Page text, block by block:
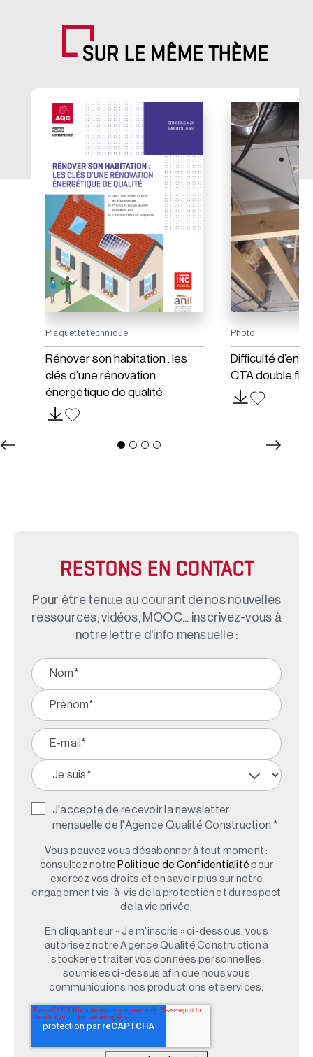
SUR LE MÊME THÈME
Plaquette technique
Rénover son habitation : les
clés d’une rénovation
énergétique de qualité
Photo
Difficulté
CTA double flux
RESTONS EN CONTACT
Pour être tenu.e au courant de nos nouvelles
ressources, vidéos, MOOC... inscrivez-vous à
notre lettre d'info mensuelle :
J'accepte de recevoir la newsletter
mensuelle de l'Agence Qualité Construction. *
Vous pouvez vous désabonner à tout moment :
consultez notre Politique de Confidentialité pour
exercez vos droits et en savoir plus sur notre
engagement vis-à-vis de la protection et du respect
de la vie privée.
En cliquant sur « Je m'inscris » ci-dessous, vous
autorisez notre Agence Qualité Construction à
stocker et traiter vos données personnelles
soumises ci-dessus afin que nous vous
communiquions nos productions et services.